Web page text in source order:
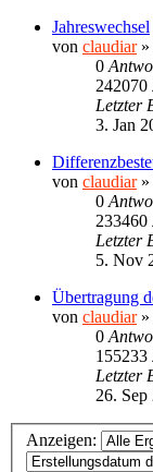
Jahreswechsel
von claudiar»
0
242070
Letzter
3. Jan
von claudiar»
0
233460
Letzter
5. Nov
Übertragung
von claudiar»
0
155233
Letzter
26. Sep
Anzeigen: